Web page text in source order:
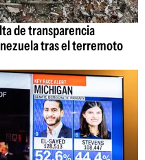
de transparencia
tras el terremoto